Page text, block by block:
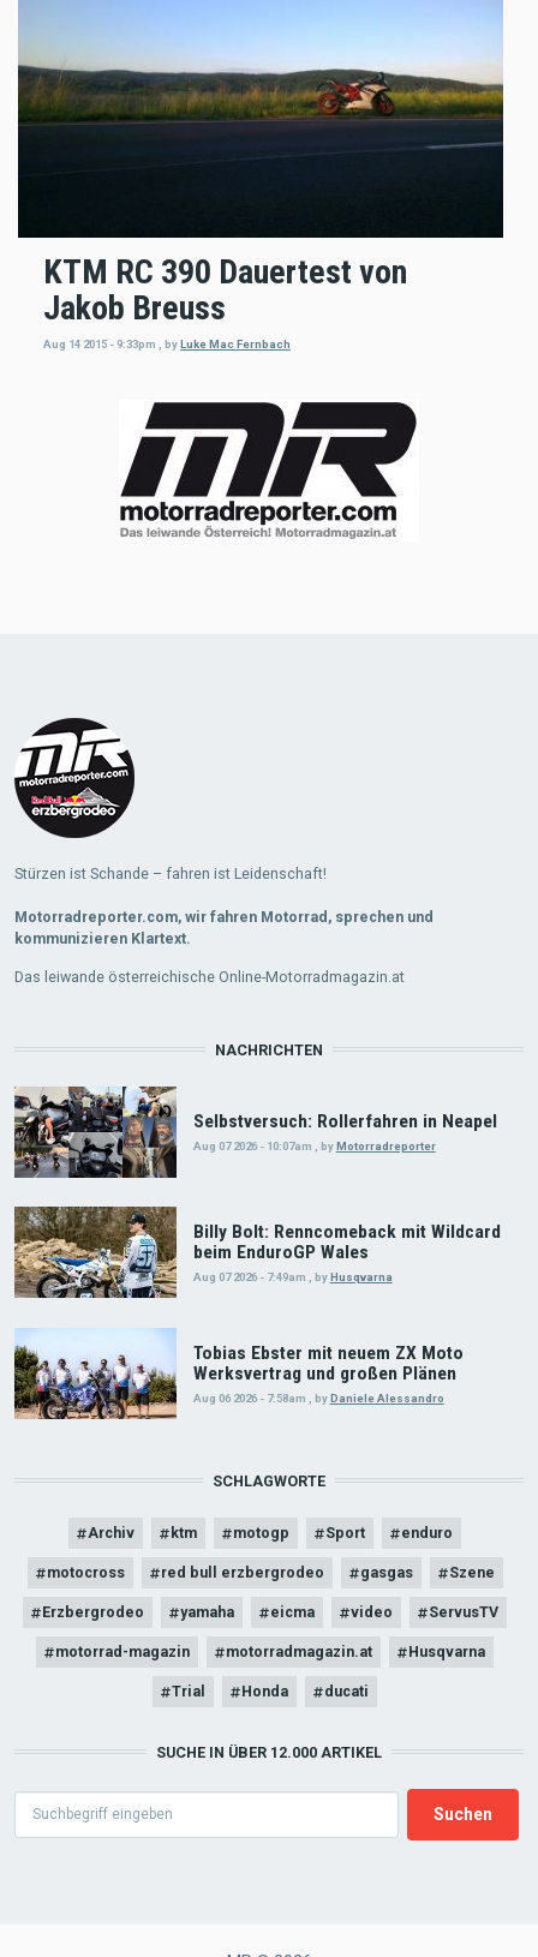
KTM RC 390 Dauertest von
Jakob Breuss
Aug 14 2015 - 9:33pm byLuke Mac Fernbach
Stürzen ist Schande – fahren ist Leidenschaft!
Motorradreporter.com, wir fahren Motorrad, sprechen und
kommunizieren Klartext.
Das leiwande österreichische Online-Motorradmagazin.at
NACHRICHTEN
Selbstversuch: Rollerfahren in Neapel
Aug 07 2026 - 10:07am byMotorradreporter
Billy Bolt: Renncomeback mit Wildcard
beim EnduroGP Wales
Aug 07 2026 - 7:49am , by Husqvarna
Tobias Ebster mit neuem ZX Moto
Werksvertrag und großen Plänen
Aug 06 2026 - 7:58am , byDaniele Alessandro
SCHLAGWORTE
Archiv ktm motogp Sport enduro
motocross red bull erzbergrodeo gasgas Szene
Erzbergrodeo yamaha eicma video ServusTV
motorrad-magazin motorradmagazin.at Husqvarna
Trial Honda ducati
SUCHE IN ÜBER 12.000 ARTIKEL